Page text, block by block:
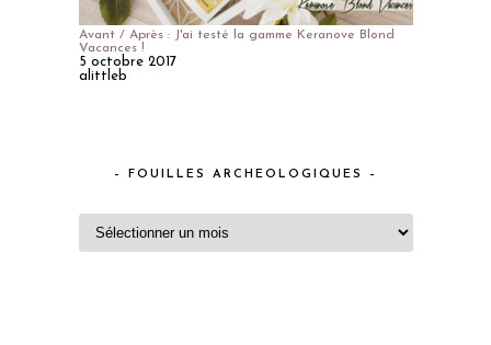
Avant / Après : J'ai testé la gamme Keranove Blond
Vacances !
5 octobre 2017
alittleb
– FOUILLES ARCHEOLOGIQUES –